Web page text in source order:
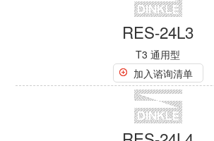
T2 直流电
加入谘询清单
RES2-40-1500F
T2 直流电
加入谘询清单